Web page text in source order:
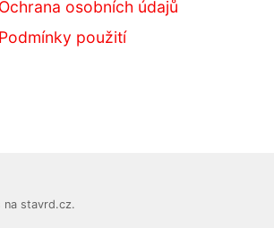
Ochrana osobních údajů
Podmínky použití
na stavrd.cz.